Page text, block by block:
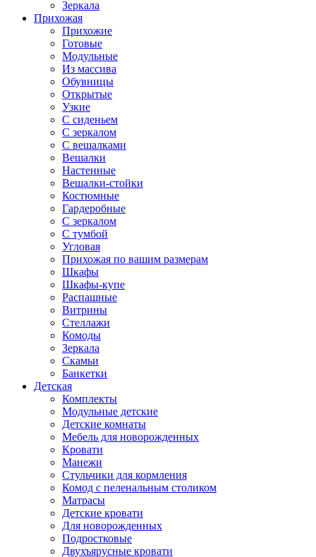
Зеркала
Прихожая
Прихожие
Готовые
Модульные
Из массива
Обувницы
Открытые
Узкие
С сиденьем
С зеркалом
С вешалками
Вешалки
Настенные
Вешалки-стойки
Костюмные
Гардеробные
С зеркалом
С тумбой
Угловая
Прихожая по вашим размерам
Шкафы
Шкафы-купе
Распашные
Витрины
Стеллажи
Комоды
Зеркала
Скамьи
Банкетки
Детская
Комплекты
Модульные детские
Детские комнаты
Мебель для новорожденных
Кровати
Манежи
Стульчики для кормления
Комод с пеленальным столиком
Матрасы
Детские кровати
Для новорожденных
Подростковые
Двухъярусные кровати